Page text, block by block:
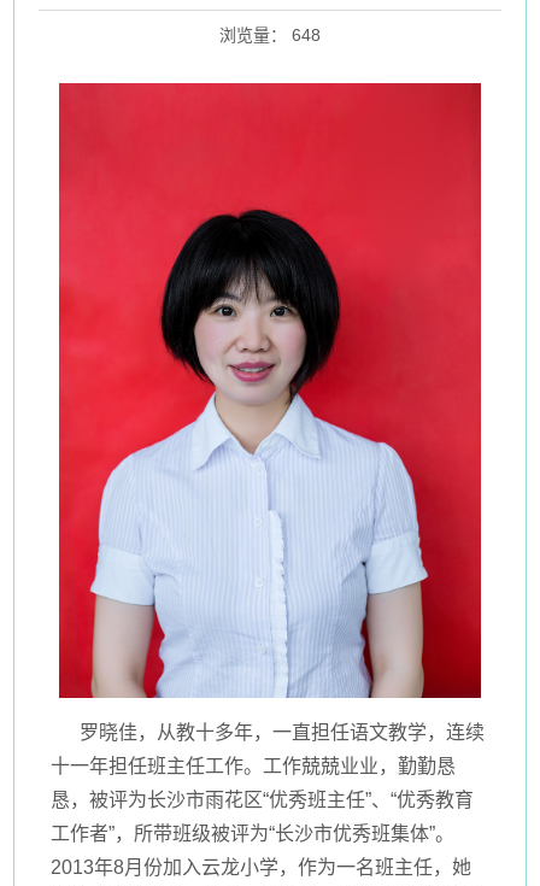
浏览量： 648
罗晓佳，从教十多年，一直担任语文教学，连续
十一年担任班主任工作。工作兢兢业业，勤勤恳
恳，被评为长沙市雨花区“优秀班主任”、“优秀教育
工作者”，所带班级被评为“长沙市优秀班集体”。
2013年8月份加入云龙小学，作为一名班主任，她